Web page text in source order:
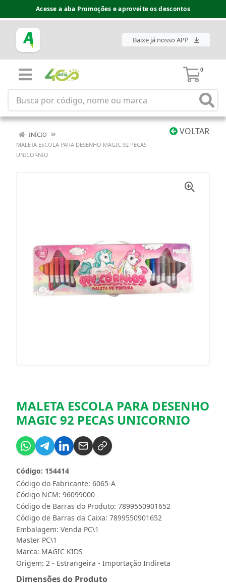
Acesse a aba Promoções e aproveite os descontos
Baixe já nosso APP
0
VOLTAR
INÍCIO
MALETA ESCOLA PARA DESENHO MAGIC 92 PECAS
UNICORNIO
MALETA ESCOLA PARA DESENHO
MAGIC 92 PECAS UNICORNIO
Código do Fabricante: 6065-A
Código: 154414
Código NCM: 96099000
Código de Barras do Produto: 7899550901652
Código de Barras da Caixa: 7899550901652
Embalagem: Venda PC\1
Master PC\1
Marca: MAGIC KIDS
Origem: 2 - Estrangeira - Importação Indireta
Dimensões do Produto